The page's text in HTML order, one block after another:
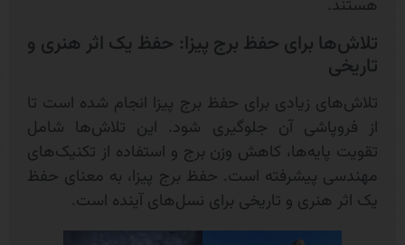
هستند.
تلاش‌ها برای حفظ برج پیزا: حفظ یک اثر هنری و
تاریخی
تلاش‌های زیادی برای حفظ برج پیزا انجام شده است تا
از فروپاشی آن جلوگیری شود. این تلاش‌ها شامل
تقویت پایه‌ها، کاهش وزن برج و استفاده از تکنیک‌های
مهندسی پیشرفته است. حفظ برج پیزا، به معنای حفظ
یک اثر هنری و تاریخی برای نسل‌های آینده است.